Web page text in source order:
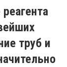
труб и